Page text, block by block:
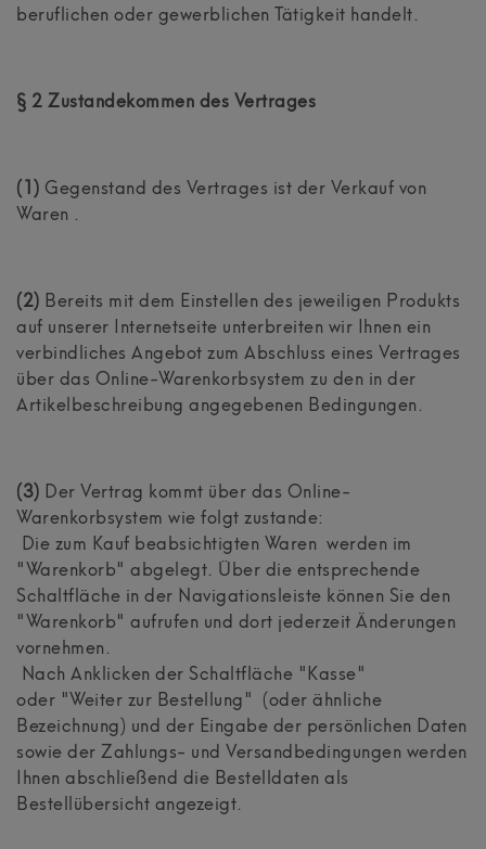
beruflichen oder gewerblichen Tätigkeit handelt.
§ 2 Zustandekommen des Vertrages
(1) Gegenstand des Vertrages ist der Verkauf von
Waren .
(2) Bereits mit dem Einstellen des jeweiligen Produkts
auf unserer Internetseite unterbreiten wir Ihnen ein
verbindliches Angebot zum Abschluss eines Vertrages
über das Online-Warenkorbsystem zu den in der
Artikelbeschreibung angegebenen Bedingungen.
(3) Der Vertrag kommt über das Online-
Warenkorbsystem wie folgt zustande:
Die zum Kauf beabsichtigten Waren werden im
"Warenkorb" abgelegt. Über die entsprechende
Schaltfläche in der Navigationsleiste können Sie den
"Warenkorb" aufrufen und dort jederzeit Änderungen
vornehmen.
Nach Anklicken der Schaltfläche "Kasse"
oder "Weiter zur Bestellung"
(oder ähnliche
Bezeichnung) und der Eingabe der persönlichen Daten
sowie der Zahlungs- und Versandbedingungen werden
Ihnen abschließend die Bestelldaten als
Bestellübersicht angezeigt.